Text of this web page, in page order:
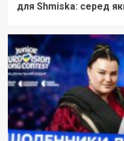
для Shmiska: серед